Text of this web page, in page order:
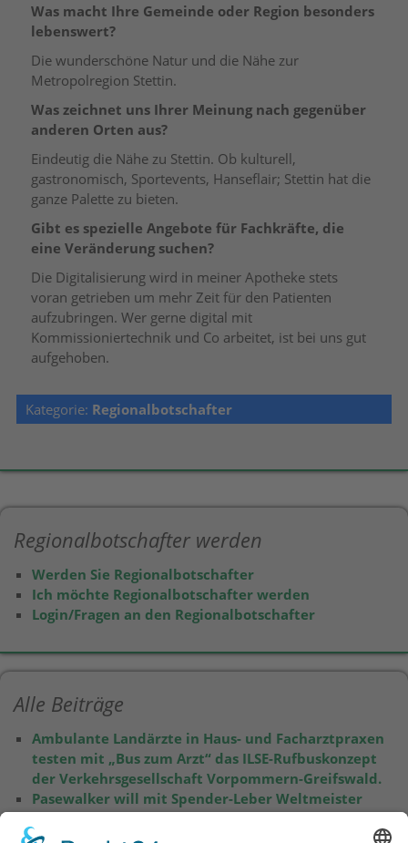
Was macht Ihre Gemeinde oder Region besonders
lebenswert?
Die wunderschöne Natur und die Nähe zur
Metropolregion Stettin.
Was zeichnet uns Ihrer Meinung nach gegenüber
anderen Orten aus?
Eindeutig die Nähe zu Stettin. Ob kulturell,
gastronomisch, Sportevents, Hanseflair; Stettin hat die
ganze Palette zu bieten.
Gibt es spezielle Angebote für Fachkräfte, die
eine Veränderung suchen?
Die Digitalisierung wird in meiner Apotheke stets
voran getrieben um mehr Zeit für den Patienten
aufzubringen. Wer gerne digital mit
Kommissioniertechnik und Co arbeitet, ist bei uns gut
aufgehoben.
Kategorie: Regionalbotschafter
Regionalbotschafter werden
Werden Sie Regionalbotschafter
Ich möchte Regionalbotschafter werden
Login/Fragen an den Regionalbotschafter
Alle Beiträge
Ambulante Landärzte in Haus- und Facharztpraxen
testen mit „Bus zum Arzt“ das ILSE-Rufbuskonzept
der Verkehrsgesellschaft Vorpommern-Greifswald.
Pasewalker will mit Spender-Leber Weltmeister
werden
Nächster Höhepunkt: Lebertransplantierter Ronny